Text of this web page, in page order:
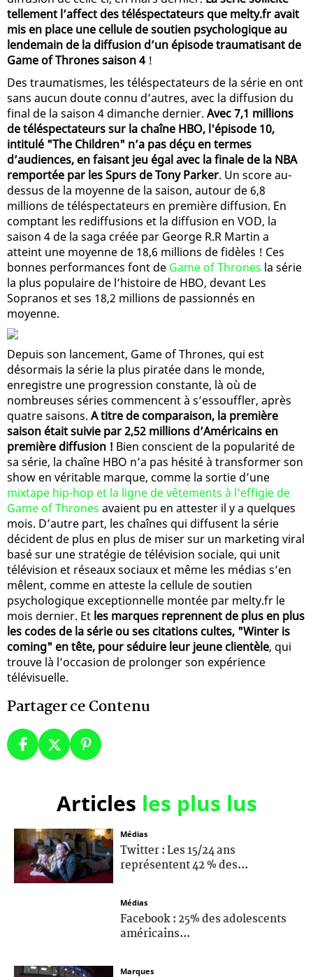
tellement l’affect des téléspectateurs que melty.fr avait
mis en place une cellule de soutien psychologique au
lendemain de la diffusion d’un épisode traumatisant de
Game of Thrones saison 4!
Des traumatismes, les téléspectateurs de la série en ont
sans aucun doute connu d’autres, avec la diffusion du
final de la saison 4 dimanche dernier. Avec 7,1 millions
de téléspectateurs sur la chaîne HBO, l'épisode 10,
intitulé "The Children" n’a pas déçu en termes
d’audiences, en faisant jeu égal avec la finale de la NBA
remportée par les Spurs de Tony Parker. Un score au-
dessus de la moyenne de la saison, autour de 6,8
millions de téléspectateurs en première diffusion. En
comptant les rediffusions et la diffusion en VOD, la
saison 4 de la saga créée par George R.R Martin a
atteint une moyenne de 18,6 millions de fidèles ! Ces
bonnes performances font de Game of Thrones la série
la plus populaire de l’histoire de HBO, devant Les
Sopranos et ses 18,2 millions de passionnés en
moyenne.
Depuis son lancement, Game of Thrones, qui est
désormais la série la plus piratée dans le monde,
enregistre une progression constante, là où de
nombreuses séries commencent à s’essouffler, après
quatre saisons. A titre de comparaison, la première
saison était suivie par 2,52 millions d’Américains en
première diffusion ! Bien conscient de la popularité de
sa série, la chaîne HBO n’a pas hésité à transformer son
show en véritable marque, comme la sortie d’une
mixtape hip-hop et la ligne de vêtements à l’effigie de
Game of Thrones avaient pu en attester il y a quelques
mois. D’autre part, les chaînes qui diffusent la série
décident de plus en plus de miser sur un marketing viral
basé sur une stratégie de télévision sociale, qui unit
télévision et réseaux sociaux et même les médias s’en
mêlent, comme en atteste la cellule de soutien
psychologique exceptionnelle montée par melty.fr le
mois dernier. Et les marques reprennent de plus en plus
les codes de la série ou ses citations cultes, "Winter is
coming" en tête, pour séduire leur jeune clientèle, qui
trouve là l’occasion de prolonger son expérience
télévisuelle.
Partager ce Contenu
Articles les plus lus
Médias
Twitter : Les 15/24 ans
représentent 42 % des...
Médias
Facebook : 25% des adolescents
américains...
Marques